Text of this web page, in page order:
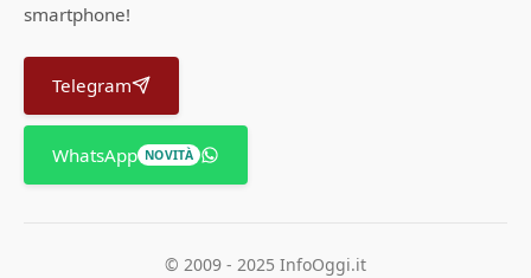
smartphone!
Telegram
WhatsApp NOVITÀ
© 2009 - 2025 InfoOggi.it